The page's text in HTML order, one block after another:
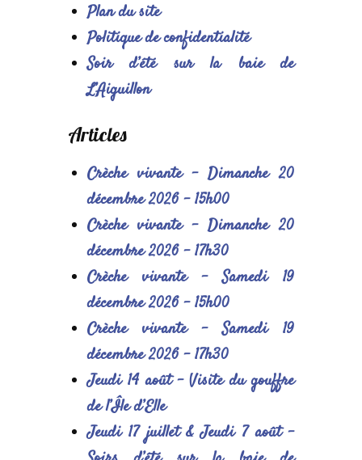
Plan du site
Politique de confidentialité
Soir d’été sur la baie de
L’Aiguillon
Articles
Crèche vivante – Dimanche 20
décembre 2026 – 15h00
Crèche vivante – Dimanche 20
décembre 2026 – 17h30
Crèche vivante – Samedi 19
décembre 2026 – 15h00
Crèche vivante – Samedi 19
décembre 2026 – 17h30
Jeudi 14 août – Visite du gouffre
de l’Île d’Elle
Jeudi 17 juillet & Jeudi 7 août –